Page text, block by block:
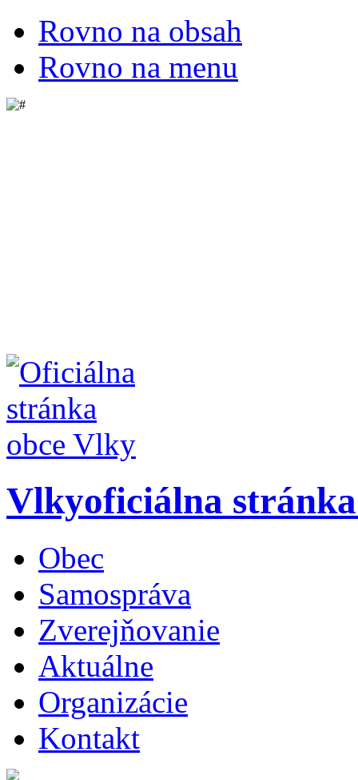
Rovno na obsah
Rovno na menu
Vlkyoficiálna
Obec
Samospráva
Zverejňovanie
Aktuálne
Organizácie
Kontakt